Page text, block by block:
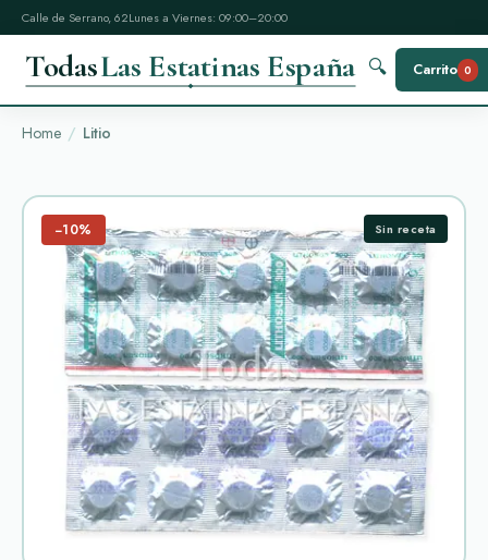
Calle de Serrano, 62Lunes a Viernes: 09:00–20:00
TodasLas Estatinas España 🔍 Carrito 0
Home Litio
−10% Sin receta